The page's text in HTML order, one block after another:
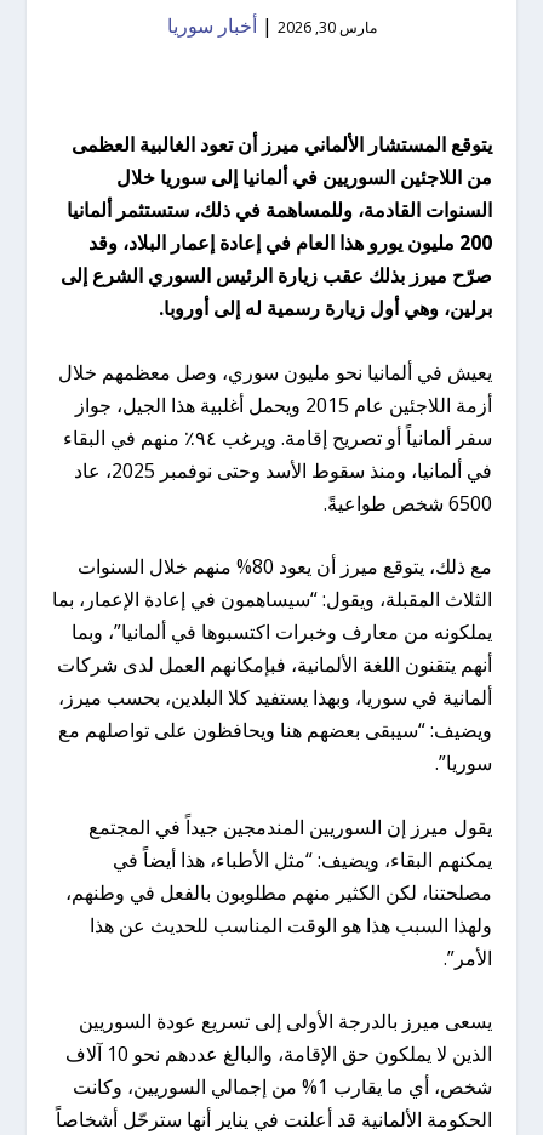
مارس 30, 2026 |أخبار سوريا
يتوقع المستشار الألماني ميرز أن تعود الغالبية العظمى
من اللاجئين السوريين في ألمانيا إلى سوريا خلال
السنوات القادمة، وللمساهمة في ذلك، ستستثمر ألمانيا
200 مليون يورو هذا العام في إعادة إعمار البلاد، وقد
صرّح ميرز بذلك عقب زيارة الرئيس السوري الشرع إلى
برلين، وهي أول زيارة رسمية له إلى أوروبا.
يعيش في ألمانيا نحو مليون سوري، وصل معظمهم خلال
أزمة اللاجئين عام 2015 ويحمل أغلبية هذا الجيل، جواز
سفر ألمانياً أو تصريح إقامة. ويرغب ٩٤٪ منهم في البقاء
في ألمانيا، ومنذ سقوط الأسد وحتى نوفمبر 2025، عاد
6500 شخص طواعيةً.
مع ذلك، يتوقع ميرز أن يعود 80% منهم خلال السنوات
الثلاث المقبلة، ويقول: “سيساهمون في إعادة الإعمار، بما
يملكونه من معارف وخبرات اكتسبوها في ألمانيا”، وبما
أنهم يتقنون اللغة الألمانية، فبإمكانهم العمل لدى شركات
ألمانية في سوريا، وبهذا يستفيد كلا البلدين، بحسب ميرز،
ويضيف: “سيبقى بعضهم هنا ويحافظون على تواصلهم مع
سوريا”.
يقول ميرز إن السوريين المندمجين جيداً في المجتمع
يمكنهم البقاء، ويضيف: “مثل الأطباء، هذا أيضاً في
مصلحتنا، لكن الكثير منهم مطلوبون بالفعل في وطنهم،
ولهذا السبب هذا هو الوقت المناسب للحديث عن هذا
الأمر”.
يسعى ميرز بالدرجة الأولى إلى تسريع عودة السوريين
الذين لا يملكون حق الإقامة، والبالغ عددهم نحو 10 آلاف
شخص، أي ما يقارب 1% من إجمالي السوريين، وكانت
الحكومة الألمانية قد أعلنت في يناير أنها سترحّل أشخاصاً